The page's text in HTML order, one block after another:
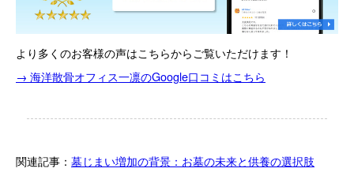
より多くのお客様の声はこちらからご覧いただけます！
→ 海洋散骨オフィス一凛のGoogle口コミはこちら
関連記事： 墓じまい増加の背景：お墓の未来と供養の選択肢